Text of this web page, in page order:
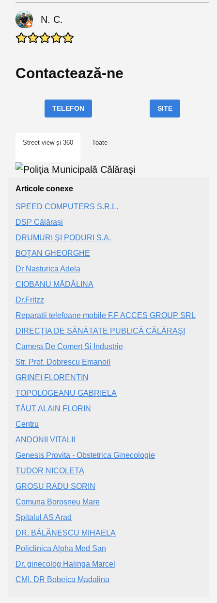
N. C.
Contactează-ne
TELEFON SITE
Street view și 360 Toate
Articole conexe
SPEED COMPUTERS S.R.L.
DSP Călărași
DRUMURI ŞI PODURI S.A.
BOŢAN GHEORGHE
Dr Nasturica Adela
CIOBANU MĂDĂLINA
Dr.Fritzz
Reparatii telefoane mobile F.F ACCES GROUP SRL
DIRECŢIA DE SĂNĂTATE PUBLICĂ CĂLĂRAŞI
Camera De Comert Si Industrie
Str. Prof. Dobrescu Emanoil
GRINEI FLORENTIN
TOPOLOGEANU GABRIELA
TĂUT ALAIN FLORIN
Centru
ANDONII VITALII
Genesis Provita - Obstetrica Ginecologie
TUDOR NICOLETA
GROSU RADU SORIN
Comuna Boroșneu Mare
Spitalul AS Arad
DR. BĂLĂNESCU MIHAELA
Policlinica Alpha Med San
Dr. ginecolog Halinga Marcel
CMI. DR Bobeica Madalina